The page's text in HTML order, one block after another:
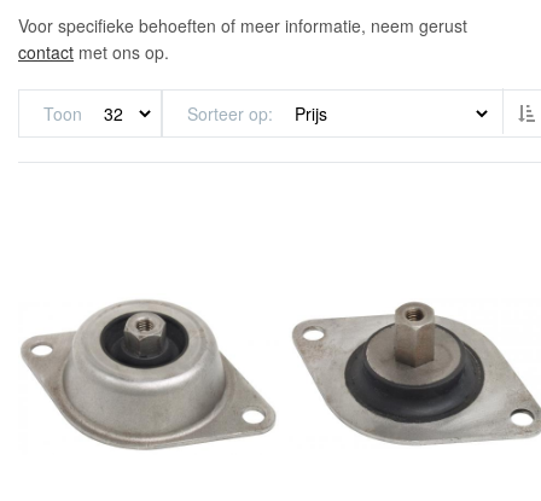
Voor specifieke behoeften of meer informatie, neem gerust
contact met ons op.
Toon Sorteer op